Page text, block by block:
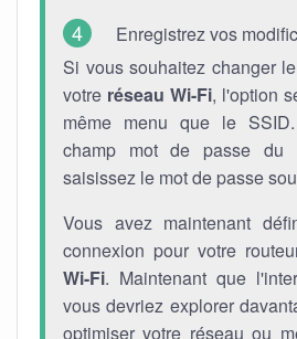
Enregistrez vos
Si vous souhaitez changer
votre réseau Wi-Fi, l'option
même menu que le
champ mot de passe du
saisissez le mot de passe
Vous avez maintenant
connexion pour votre
Wi-Fi. Maintenant que
vous devriez explorer
optimiser votre réseau ou